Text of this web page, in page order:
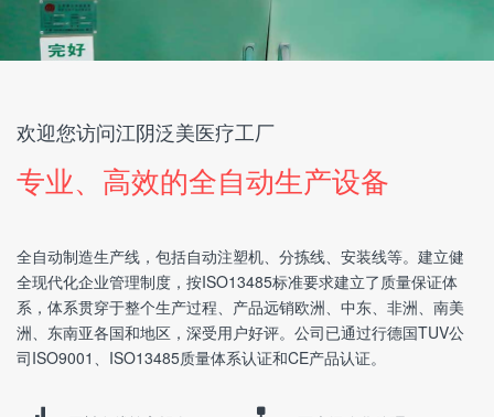
欢迎您访问江阴泛美医疗工厂
专业、高效的全自动生产设备
全自动制造生产线，包括自动注塑机、分拣线、安装线等。建立健
全现代化企业管理制度，按ISO13485标准要求建立了质量保证体
系，体系贯穿于整个生产过程、产品远销欧洲、中东、非洲、南美
洲、东南亚各国和地区，深受用户好评。公司已通过行德国TUV公
司ISO9001、ISO13485质量体系认证和CE产品认证。